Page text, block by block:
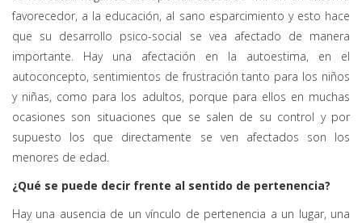
favorecedor, a la educación, al sano esparcimiento y esto hace
que su desarrollo psico-social se vea afectado de manera
importante. Hay una afectación en la autoestima, en el
autoconcepto, sentimientos de frustración tanto para los niños
y niñas, como para los adultos, porque para ellos en muchas
ocasiones son situaciones que se salen de su control y por
supuesto los que directamente se ven afectados son los
menores de edad.
¿Qué se puede decir frente al sentido de pertenencia?
Hay una ausencia de un vínculo de pertenencia a un lugar, una